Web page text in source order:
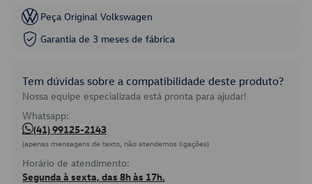
Peça Original Volkswagen
Garantia de 3 meses de fábrica
Tem dúvidas sobre a compatibilidade deste produto?
Nossa equipe especializada está pronta para ajudar!
Whatsapp:
(41) 99125-2143
(apenas mensagens de texto, não atendemos ligações)
Horário de atendimento:
Segunda à sexta, das 8h às 17h.